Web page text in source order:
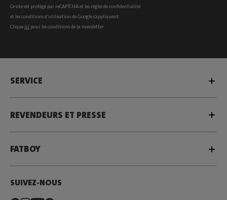
Ce site est protégé par reCAPTCHA et les règles de confidentialité
et lesconditions d’utilisation de Google s’appliquent.
Clique ici pour les conditions de la newsletter
SERVICE
REVENDEURS ET PRESSE
FATBOY
SUIVEZ-NOUS